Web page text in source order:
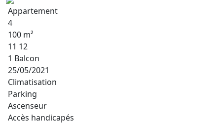
Appartement
4
100 m²
11 12
1 Balcon
25/05/2021
Climatisation
Parking
Ascenseur
Accès handicapés